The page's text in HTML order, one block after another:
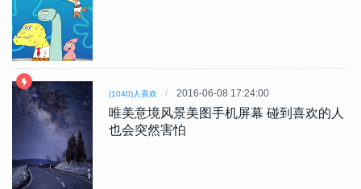
(1040)人喜欢 2016-06-08 17:24:00
唯美意境风景美图手机屏幕 碰到喜欢的人
也会突然害怕